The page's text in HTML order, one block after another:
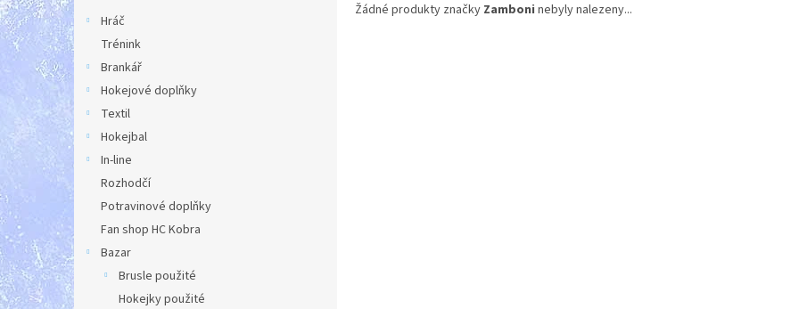
r
a
n
n
Hráč
Trénink
Brankář
Hokejové doplňky
Textil
Hokejbal
In-line
Rozhodčí
Potravinové doplňky
Fan shop HC Kobra
Bazar
Brusle použité
Hokejky použité
Žádné produkty značky Zamboni nebyly nalezeny...